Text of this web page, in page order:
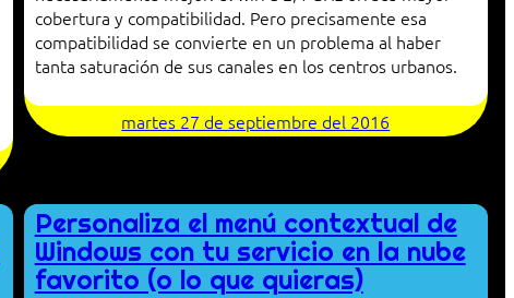
cobertura y compatibilidad. Pero precisamente esa
compatibilidad se convierte en un problema al haber
tanta saturación de sus canales en los centros urbanos.
martes 27 de septiembre del 2016
Personaliza el menú contextual de
Windows con tu servicio en la nube
favorito (o lo que quieras)